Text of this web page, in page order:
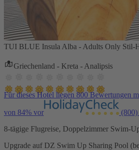
TUI BLUE Insula Alba - Adults Only Stil-
Griechenland - Kreta - Analipsis
Für dieses Hotel liegen 800 Bewertungen
von 84% vor (800)
8-tägige Flugreise, Doppelzimmer Swim-
Upgrade auf DZ Swim Up Sharing Pool